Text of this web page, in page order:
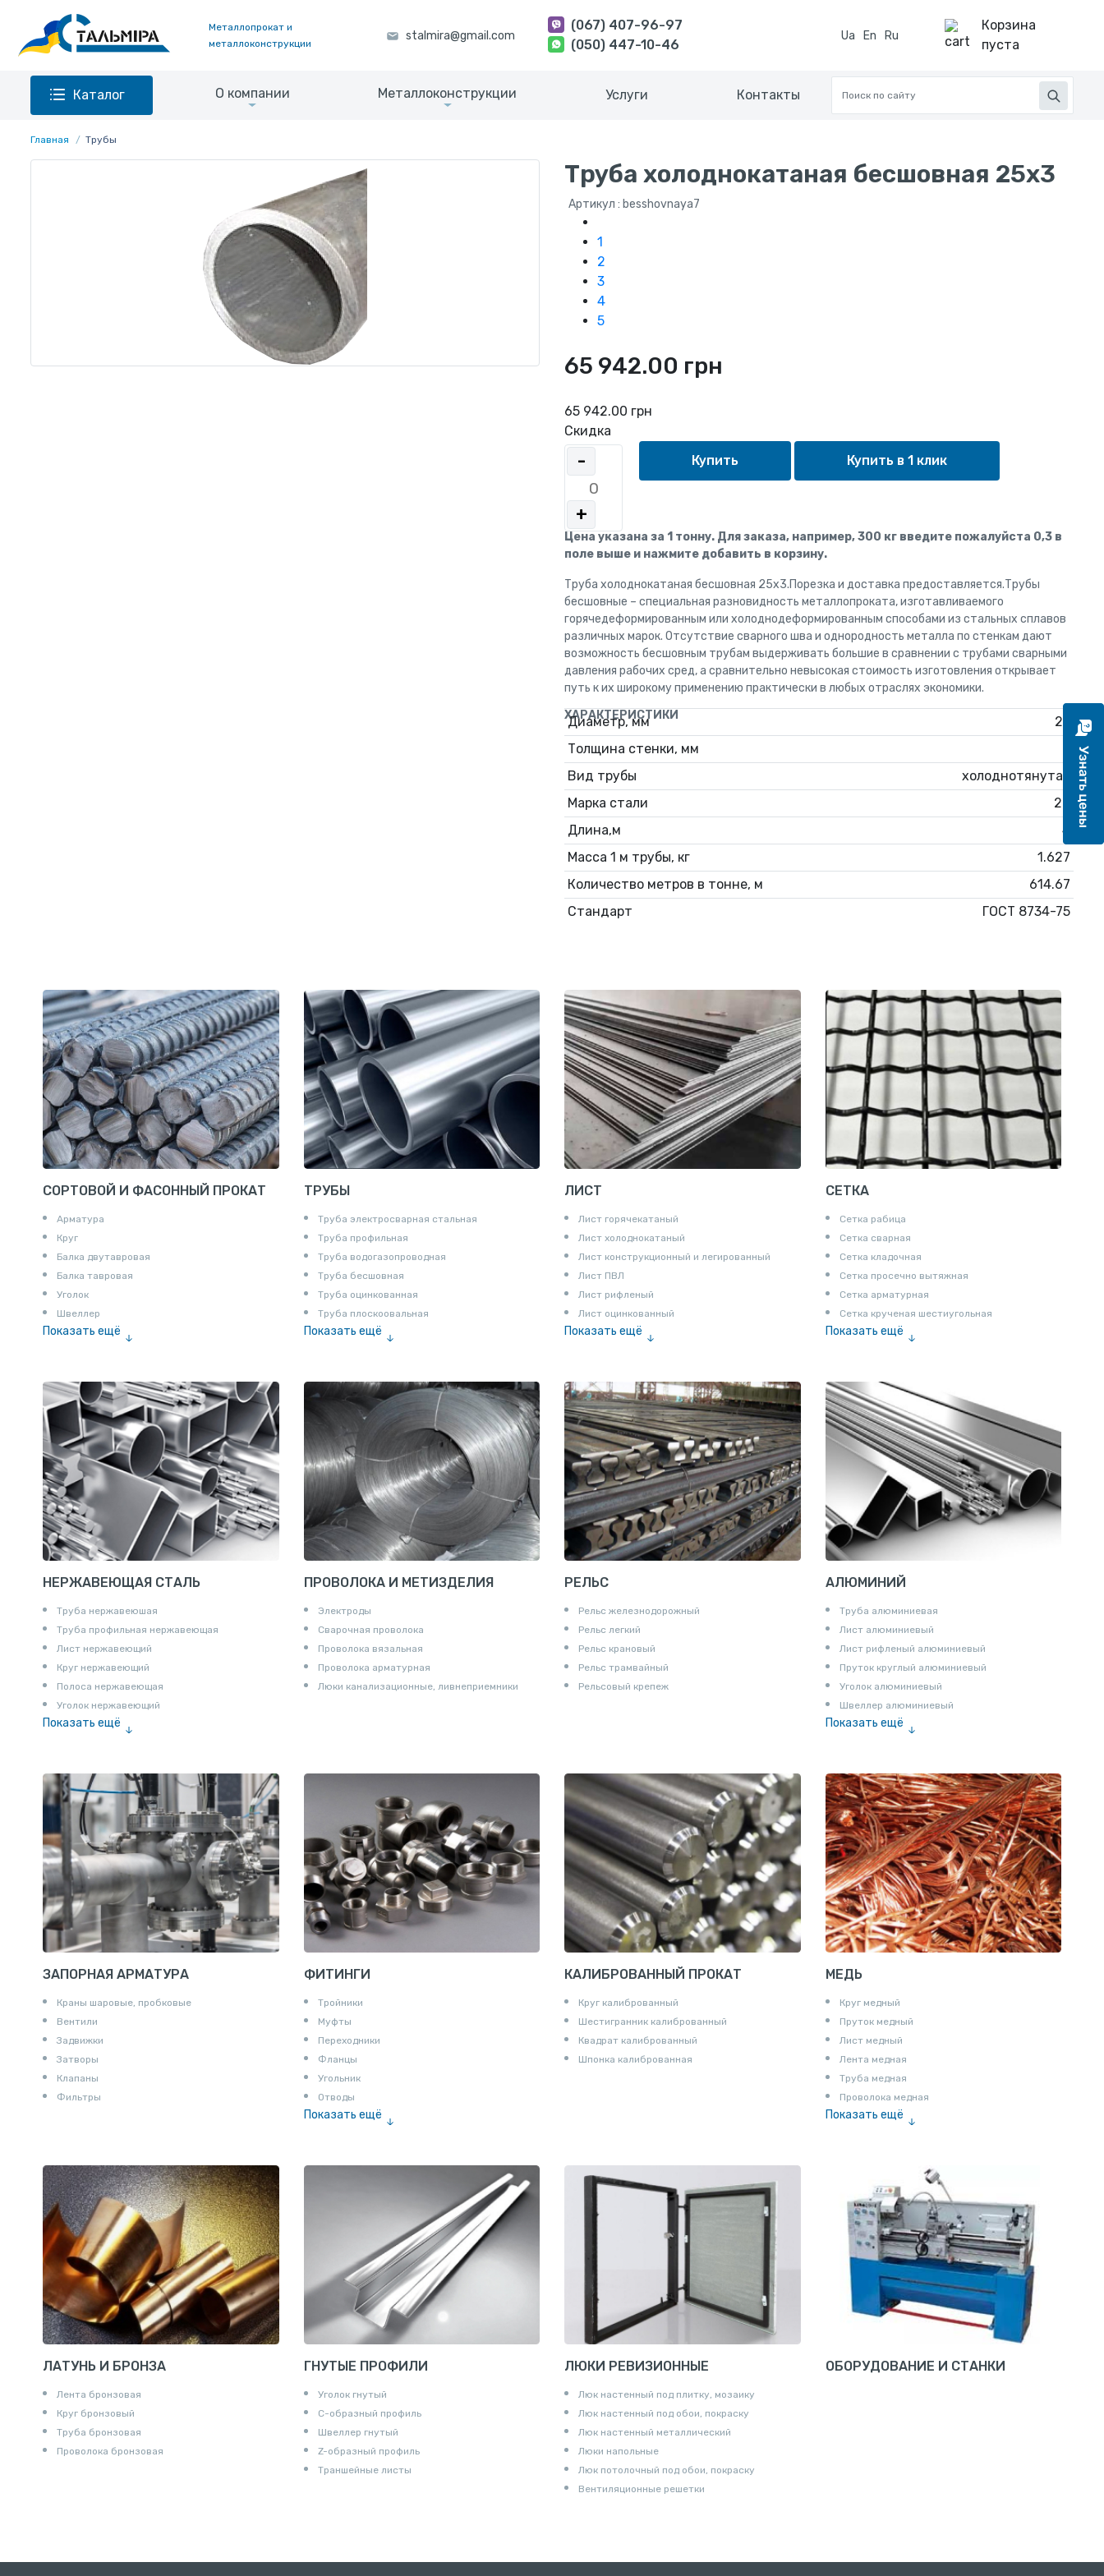
Металлопрокат и
металлоконструкции
(067) 407-96-97
(050) 447-10-46
Ua En Ru
Корзина
пуста
Каталог О компании Металлоконструкции Услуги Контакты
Главная Трубы
Труба холоднокатаная бесшовная 25x3
Артикул : besshovnaya7
1
2
3
4
5
65 942.00 грн
65 942.00 грн
Скидка
-
+
Купить в 1 клик
Цена указана за 1 тонну. Для заказа, например, 300 кг введите пожалуйста 0,3 в
поле выше и нажмите добавить в корзину.
Труба холоднокатаная бесшовная 25x3.Порезка и доставка предоставляется.Трубы
бесшовные – специальная разновидность металлопроката, изготавливаемого
горячедеформированным или холоднодеформированным способами из стальных сплавов
различных марок. Отсутствие сварного шва и однородность металла по стенкам дают
возможность бесшовным трубам выдерживать большие в сравнении с трубами сварными
давления рабочих сред, а сравнительно невысокая стоимость изготовления открывает
путь к их широкому применению практически в любых отраслях экономики.
ХАРАКТЕРИСТИКИ
Диаметр, мм
25
Толщина стенки, мм
Вид трубы
холоднотянутая
Марка стали
20
Длина,м
4
Масса 1 м трубы, кг
1.627
Количество метров в тонне, м
614.67
Стандарт
ГОСТ 8734-75
СОРТОВОЙ И ФАСОННЫЙ ПРОКАТ
Арматура
Круг
Балка двутавровая
Балка тавровая
Уголок
Швеллер
Показать ещё
Катанка
Шестигранник
Полособульб
Полукруг
Шпунт Ларсена
ТРУБЫ
Труба электросварная стальная
Труба профильная
Труба водогазопроводная
Труба бесшовная
Труба оцинкованная
Труба плоскоовальная
Показать ещё
ЛИСТ
Лист горячекатаный
Лист холоднокатаный
Лист конструкционный и легированный
Лист ПВЛ
Лист рифленый
Лист оцинкованный
Показать ещё
СЕТКА
Сетка рабица
Сетка сварная
Сетка кладочная
Сетка просечно вытяжная
Сетка арматурная
Сетка крученая шестиугольная
Показать ещё
НЕРЖАВЕЮЩАЯ СТАЛЬ
Труба нержавеюшая
Труба профильная нержавеющая
Лист нержавеющий
Круг нержавеющий
Полоса нержавеющая
Уголок нержавеющий
Показать ещё
ПРОВОЛОКА И МЕТИЗДЕЛИЯ
Электроды
Сварочная проволока
Проволока вязальная
Проволока арматурная
Люки канализационные, ливнеприемники
РЕЛЬС
Рельс железнодорожный
Рельс легкий
Рельс крановый
Рельс трамвайный
Рельсовый крепеж
АЛЮМИНИЙ
Труба алюминиевая
Лист алюминиевый
Лист рифленый алюминиевый
Пруток круглый алюминиевый
Уголок алюминиевый
Швеллер алюминиевый
Показать ещё
Шина электротехническая
Алюминиевая плита
Z профиль алюминиевый
Т профиль алюминиевый
Пруток квадратный алюминиевый
Полоса алюминиевая
Пруток шестигранный алюминиевый
ЗАПОРНАЯ АРМАТУРА
Краны шаровые, пробковые
Вентили
Задвижки
Затворы
Клапаны
Фильтры
ФИТИНГИ
Тройники
Муфты
Переходники
Фланцы
Угольник
Отводы
Показать ещё
Удлинители для труб
Крестовины
Контргайки
КАЛИБРОВАННЫЙ ПРОКАТ
Круг калиброванный
Шестигранник калиброванный
Квадрат калиброванный
Шпонка калиброванная
МЕДЬ
Круг медный
Пруток медный
Лист медный
Лента медная
Труба медная
Проволока медная
Показать ещё
ЛАТУНЬ И БРОНЗА
Лента бронзовая
Круг бронзовый
Труба бронзовая
Проволока бронзовая
ГНУТЫЕ ПРОФИЛИ
Уголок гнутый
С-образный профиль
Швеллер гнутый
Z-образный профиль
Траншейные листы
ЛЮКИ РЕВИЗИОННЫЕ
Люк настенный под плитку, мозаику
Люк настенный под обои, покраску
Люк настенный металлический
Люки напольные
Люк потолочный под обои, покраску
Вентиляционные решетки
ОБОРУДОВАНИЕ И СТАНКИ